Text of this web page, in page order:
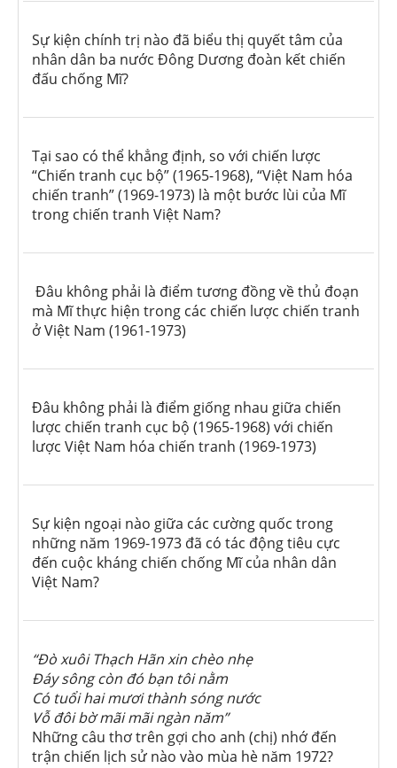
Sự kiện chính trị nào đã biểu thị quyết tâm của
nhân dân ba nước Đông Dương đoàn kết chiến
đấu chống Mĩ?
Tại sao có thể khẳng định, so với chiến lược
“Chiến tranh cục bộ” (1965-1968), “Việt Nam hóa
chiến tranh” (1969-1973) là một bước lùi của Mĩ
trong chiến tranh Việt Nam?
Đâu không phải là điểm tương đồng về thủ đoạn
mà Mĩ thực hiện trong các chiến lược chiến tranh
ở Việt Nam (1961-1973)
Đâu không phải là điểm giống nhau giữa chiến
lược chiến tranh cục bộ (1965-1968) với chiến
lược Việt Nam hóa chiến tranh (1969-1973)
Sự kiện ngoại nào giữa các cường quốc trong
những năm 1969-1973 đã có tác động tiêu cực
đến cuộc kháng chiến chống Mĩ của nhân dân
Việt Nam?
“Đò xuôi Thạch Hãn xin chèo nhẹ
Đáy sông còn đó bạn tôi nằm
Có tuổi hai mươi thành sóng nước
Vỗ đôi bờ mãi mãi ngàn năm”
Những câu thơ trên gợi cho anh (chị) nhớ đến
trận chiến lịch sử nào vào mùa hè năm 1972?